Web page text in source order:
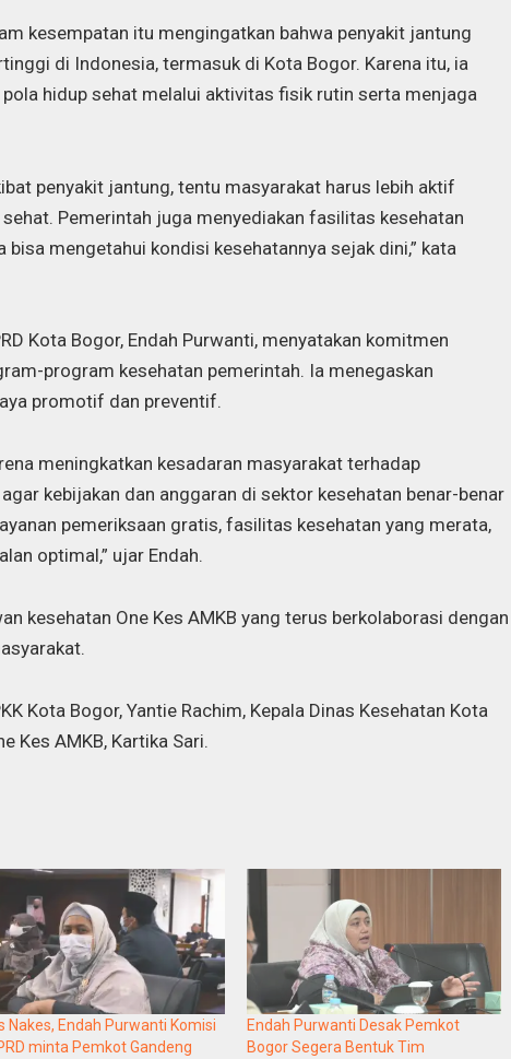
kesempatan itu mengingatkan bahwa penyakit jantung
di Indonesia, termasuk di Kota Bogor. Karena itu, ia
hidup sehat melalui aktivitas fisik rutin serta menjaga
penyakit jantung, tentu masyarakat harus lebih aktif
Pemerintah juga menyediakan fasilitas kesehatan
mengetahui kondisi kesehatannya sejak dini,” kata
Kota Bogor, Endah Purwanti, menyatakan komitmen
program kesehatan pemerintah. Ia menegaskan
promotif dan preventif.
meningkatkan kesadaran masyarakat terhadap
kebijakan dan anggaran di sektor kesehatan benar-benar
pemeriksaan gratis, fasilitas kesehatan yang merata,
optimal,” ujar Endah.
kesehatan One Kes AMKB yang terus berkolaborasi dengan
Kota Bogor, Yantie Rachim, Kepala Dinas Kesehatan Kota
Kes AMKB, Kartika Sari.
Nakes, Endah Purwanti Komisi
minta Pemkot Gandeng
Endah Purwanti Desak Pemkot
Bogor Segera Bentuk Tim